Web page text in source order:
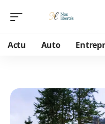
Actu Auto